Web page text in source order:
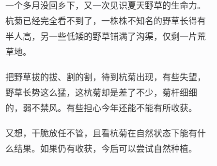
一个多月没回乡下，又一次见识夏天野草的生命力。
杭菊已经完全看不到了，一株株不知名的野草长得有
半人高，另一些低矮的野草铺满了沟渠，仅剩一片荒
草地。
把野草拔的拔、割的割，待到杭菊出现，有些失望，
野草长势这么猛，这杭菊却是差了不少，菊杆细细
的，弱不禁风。有些担心今年还能不能有所收获。
又想，干脆放任不管，且看杭菊在自然状态下能有什
么结果。如果仍有收获，今后可以尝试自然种植。